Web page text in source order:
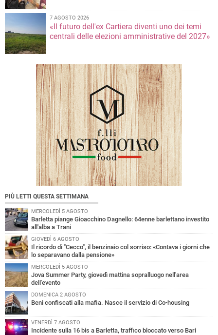
7 AGOSTO 2026
«Il futuro dell'ex Cartiera diventi uno dei temi
centrali delle elezioni amministrative del 2027»
PIÙ LETTI QUESTA SETTIMANA
MERCOLEDÌ 5 AGOSTO
Barletta piange Gioacchino Dagnello: 64enne barlettano investito
all'alba a Trani
GIOVEDÌ 6 AGOSTO
Il ricordo di "Cecco", il benzinaio col sorriso: «Contava i giorni che
lo separavano dalla pensione»
MERCOLEDÌ 5 AGOSTO
Jova Summer Party, giovedì mattina sopralluogo nell'area
dell'evento
DOMENICA 2 AGOSTO
Beni confiscati alla mafia. Nasce il servizio di Co-housing
VENERDÌ 7 AGOSTO
Incidente sulla 16 bis a Barletta, traffico bloccato verso Bari